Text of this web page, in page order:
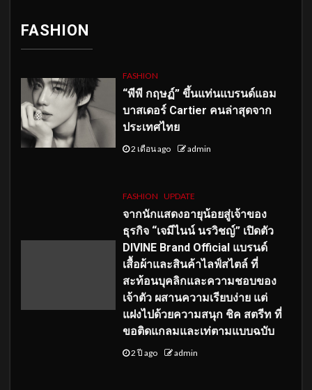
FASHION
FASHION
“พีพี กฤษฏ์” ขึ้นแท่นแบรนด์แอม
บาสเดอร์ Cartier คนล่าสุดจาก
ประเทศไทย
2 เดือน ago admin
FASHION UPDATE
จากนักแสดงอายุน้อยสู่เจ้าของ
ธุรกิจ “เจมีไนน์ นรวิชญ์” เปิดตัว
DIVINE Brand Official แบรนด์
เสื้อผ้าและสินค้าไลฟ์สไตล์ ที่
สะท้อนบุคลิกและความชอบของ
เจ้าตัว ผสานความเรียบง่าย แต่
แฝงไปด้วยความสนุก ชิค สตรีท ที่
ขอติดแกลมและเท่ตามแบบฉบับ
2 ปี ago admin